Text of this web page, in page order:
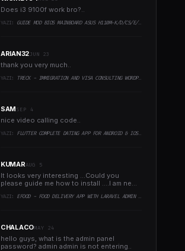
Does i3 9100f work bro?..
YAZI: GUIDE MOD BIOS MAINBOARD ASUS H110M-K/D/CS/E/E.M2, B150M-K, H270-PLUS, Z170-PRO,.. RUNNING INTEL COFFEELAKE CPU
ARIAN32JUN 23
thank you very much..
YAZI: TRECK - IMMIGRATION AND VISA CONSULTING WORDPRESS THEME
SAMSEP 4
nice video calling code..
YAZI: FLUTTER COMPLETE DATING APP FOR ANDROID & IOS WITH ADMIN PANEL
KUMARAUG 5
It looks very interesting ...Could you
please guide me how to install ....I am new
YAZI: EFOOD - FOOD DELIVERY APP WITH LARAVEL ADMIN PANEL + DELIVERY MAN APP
CHALACOMAY 24
hello guys, what is the admin panel
password? admin admin is not entering..